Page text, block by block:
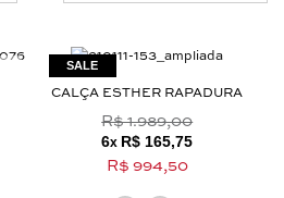
CALÇA ESTHER RAPADURA
R$ 1.989,00
6x R$ 165,75
R$ 994,50